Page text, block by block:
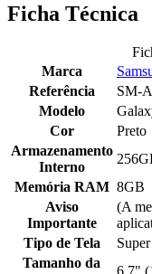
Ficha Técnica
Marca
Referência
SM-
Modelo
Cor
Preto
Armazenamento
Interno
Memória RAM 8GB
Aviso
Importante
(A
Tipo de Tela
Tamanho da
6,7"